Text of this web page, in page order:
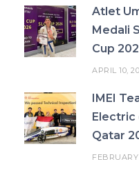
Atlet
Medali
Cup
APRIL 10,
IMEI
Electric
Qatar